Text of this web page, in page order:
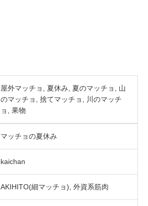
屋外マッチョ 夏休み 夏のマッチョ
山
のマッチョ
捨てマッチョ
川のマッチ
ョ
果物
マッチョの夏休み
kaichan
AKIHITO(細マッチョ) 外資系筋肉